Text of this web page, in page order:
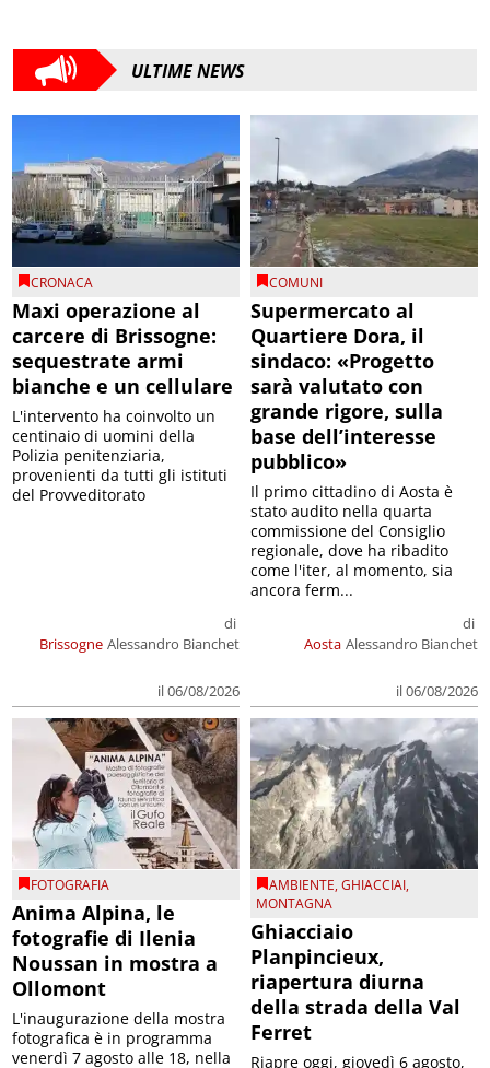
ULTIME NEWS
CRONACA
Maxi operazione al
carcere di Brissogne:
sequestrate armi
bianche e un cellulare
Brissogne
di
Alessandro Bianchet
il 06/08/2026
L'intervento ha coinvolto un
centinaio di uomini della
Polizia penitenziaria,
provenienti da tutti gli istituti
del Provveditorato
COMUNI
Supermercato al
Quartiere Dora, il
sindaco: «Progetto
sarà valutato con
grande rigore, sulla
base dell’interesse
pubblico»
Aosta
di
Alessandro Bianchet
il 06/08/2026
Il primo cittadino di Aosta è
stato audito nella quarta
commissione del Consiglio
regionale, dove ha ribadito
come l'iter, al momento, sia
ancora ferm...
FOTOGRAFIA
Anima Alpina, le
fotografie di Ilenia
Noussan in mostra a
Ollomont
L'inaugurazione della mostra
fotografica è in programma
venerdì 7 agosto alle 18, nella
AMBIENTE,GHIACCIAI,
MONTAGNA
Ghiacciaio
Planpincieux,
riapertura diurna
della strada della Val
Ferret
Riapre oggi, giovedì 6 agosto,